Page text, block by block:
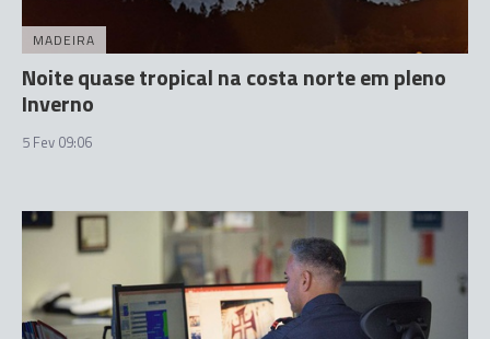
MADEIRA
Noite quase tropical na costa norte em pleno
Inverno
5 Fev 09:06